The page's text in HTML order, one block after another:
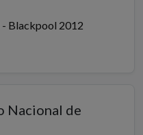
Blackpool 2012
Nacional de